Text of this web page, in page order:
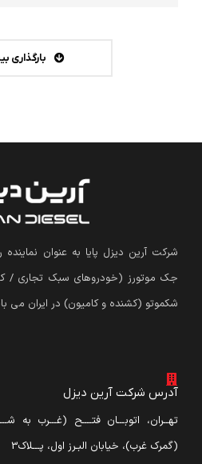
بارگذاری
شرکت آرین دیزل پایا به عنوان
جک موتورز (خودروهای سبک تجاری /
شکموتو (کشنده و کامیون) در ایران می
آدرس شرکت آرین دیزل
تهــران، اتوبـــان فتــــح (غـــرب به
(گمرک غرب)، خیابان البـرز اول، پـــلاک3